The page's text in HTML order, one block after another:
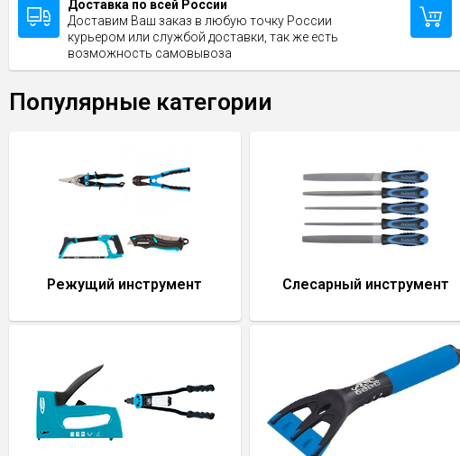
Доставка по всей России
Доставим Ваш заказ в любую точку России
курьером или службой доставки, так же есть
возможность самовывоза
Популярные категории
Режущий инструмент Слесарный инструмент